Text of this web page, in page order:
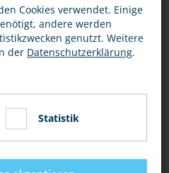
Cookies verwendet. Einige
andere werden
genutzt. Weitere
der Datenschutzerklärung.
Statistik